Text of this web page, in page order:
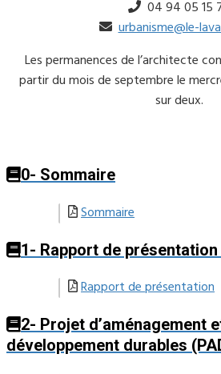
04 94 05 15
urbanisme@le-
Les permanences de l’architecte
partir du mois de septembre le
sur deux.
0- Sommaire
Sommaire
1- Rapport de présentation
Rapport de présentation
2- Projet d’aménagement
développement durables